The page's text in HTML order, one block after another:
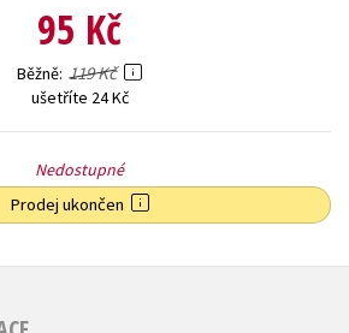
95 Kč
Běžně 119 Kč
ušetříte 24 Kč
Nedostupné
Prodej ukončen